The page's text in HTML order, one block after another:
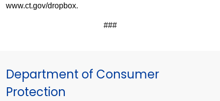
www.ct.gov/dropbox.
###
Department of Consumer
Protection